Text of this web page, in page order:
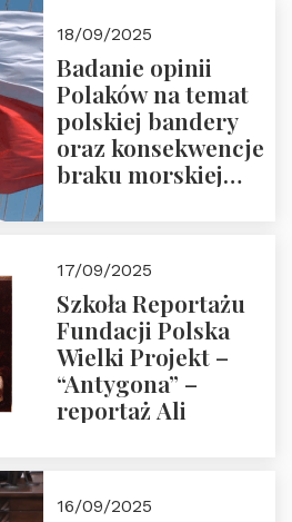
18/09/2025
Badanie opinii
Polaków na temat
polskiej bandery
oraz konsekwencje
braku morskiej
17/09/2025
Szkoła Reportażu
Fundacji Polska
Wielki Projekt –
“Antygona” –
reportaż Ali
16/09/2025